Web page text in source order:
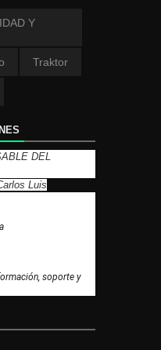
Y
Traktor
DEL
Luis
soporte y